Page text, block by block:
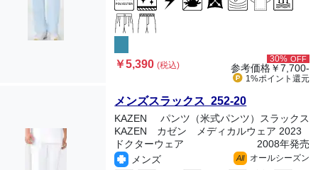
￥5,390(税込)
30% OFF
参考価格￥7,700-
1%ポイント 還元
メンズスラックス 252-20
KAZEN
パンツ（米式パンツ）スラックス
KAZEN カゼン メディカルウェア 2023
ドクターウェア
2008年発売
メンズ
All オールシーズン